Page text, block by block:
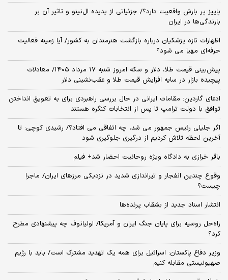
پاییز پر بارش واقعیت دارد؟/ جزئیاتی از پدیده ال‌نینو و تاثیر آن بر
بارندگی‌ها در ایران
اظهارات تازه پزشکیان درباره بازگشت هنرمندان به کشور/ آیا زمینه فعالیت
حرفه‌ای مهیا می شود؟
پیش‌بینی قیمت طلا، دلار و سکه امروز شنبه ۱۷ مرداد ۱۴۰۵/ معادلات
پیچیده بازار در سایه افزایش قیمت طلا و عقب‌نشینی دلار
ادعای گاردین: مقامات ایرانی در حال بررسی راهبردی برای به تعویق انداختن
توافق با دولت ترامپ تا پس از انتخابات کنگره هستند
اگر جلیلی رئیس جمهور می شد، چه اتفاقی می افتاد؟/ رشیدی کوچی: تا
آخرین لحظه تلاش کردیم از درگیری جلوگیری شود
باقر خرازی به دادگاه ویژه روحانیت احضار شد+ فیلم
وقوع چندین انفجار و تیراندازی شدید در نزدیکی مرز‌های ایران/ ماجرا
چیست؟
انتشار اسناد جدید از بشقاب پرنده‌ها
راه‌حل روسیه برای پایان جنگ ایران و آمریکا/ اولیانوف چه پیشنهادی مطرح
کرد؟
وزیر دفاع پاکستان: اسرائیل برای همه یک تهدید مشترک است/ باید با رژیم
صهیونیستی مقابله کنیم